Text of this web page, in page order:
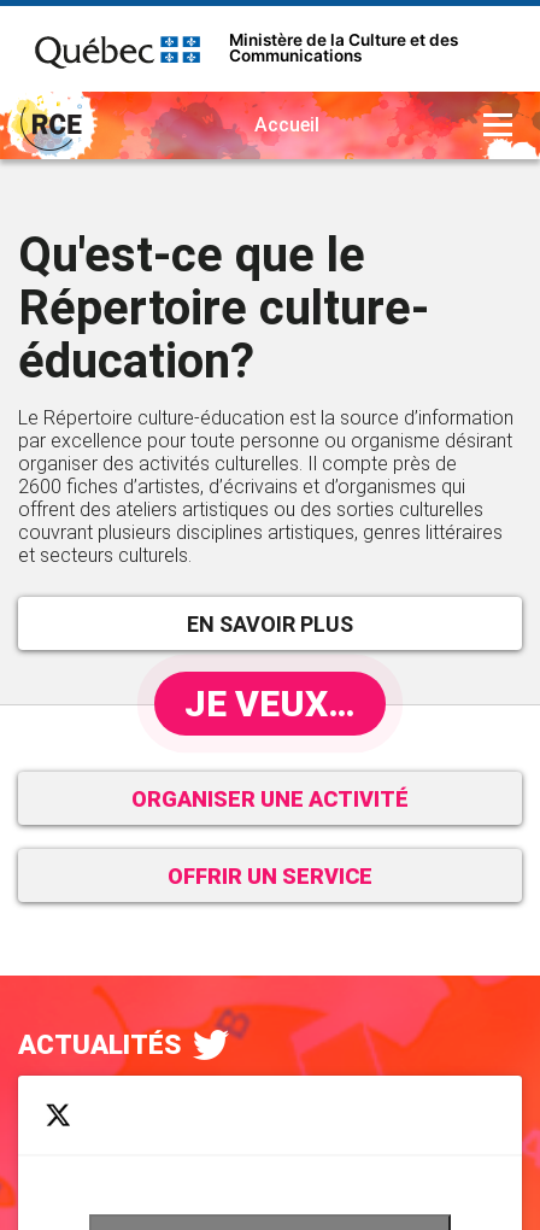
Ministère de la Culture et des
Communications
Accueil
Qu'est-ce que le
Répertoire culture-
éducation?
Le Répertoire culture-éducation est la source d’information
par excellence pour toute personne ou organisme désirant
organiser des activités culturelles. Il compte près de
2600 fiches d’artistes, d’écrivains et d’organismes qui
offrent des ateliers artistiques ou des sorties culturelles
couvrant plusieurs disciplines artistiques, genres littéraires
et secteurs culturels.
EN SAVOIR PLUS
JE VEUX…
ORGANISER UNE ACTIVITÉ
OFFRIR UN SERVICE
ACTUALITÉS